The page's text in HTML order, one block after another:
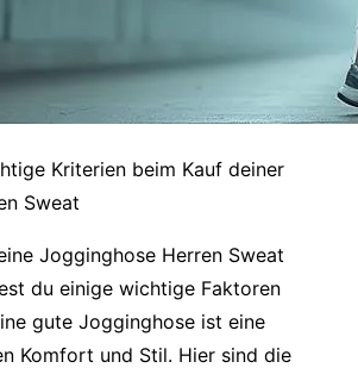
Kriterien beim Kauf deiner
Sweat
Jogginghose Herren Sweat
du einige wichtige Faktoren
gute Jogginghose ist eine
Komfort und Stil. Hier sind die